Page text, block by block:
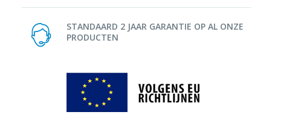
STANDAARD 2 JAAR GARANTIE OP AL ONZE
PRODUCTEN